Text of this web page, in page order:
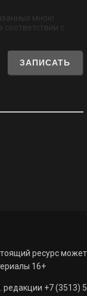
мною
с
ресурс
16+
редакции +7 (3513)